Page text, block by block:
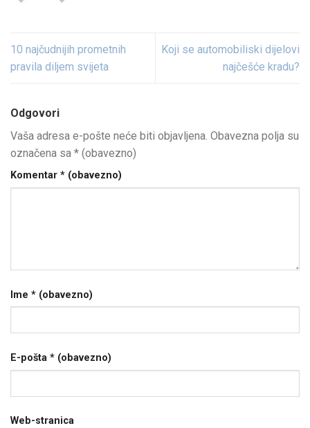
10 najčudnijih prometnih
pravila diljem svijeta
Koji se automobiliski dijelovi
najčešće kradu?
Odgovori
Vaša adresa e-pošte neće biti objavljena. Obavezna polja su
označena sa * (obavezno)
Komentar * (obavezno)
Ime * (obavezno)
E-pošta * (obavezno)
Web-stranica